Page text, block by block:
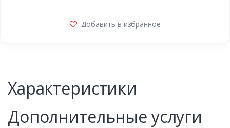
Добавить в избранное
Характеристики
Дополнительные услуги